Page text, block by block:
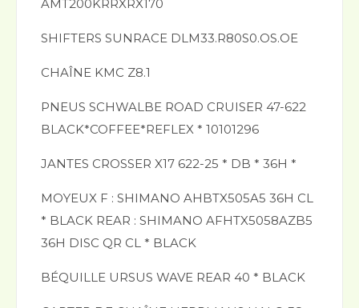
AMT200KRRXRX170
SHIFTERS SUNRACE DLM33.R80S0.OS.OE
CHAÎNE KMC Z8.1
PNEUS SCHWALBE ROAD CRUISER 47-622
BLACK*COFFEE*REFLEX * 10101296
JANTES CROSSER X17 622-25 * DB * 36H *
MOYEUX F : SHIMANO AHBTX505A5 36H CL
* BLACK REAR : SHIMANO AFHTX5058AZB5
36H DISC QR CL * BLACK
BÉQUILLE URSUS WAVE REAR 40 * BLACK